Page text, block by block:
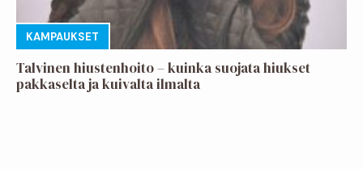
KAMPAUKSET
Talvinen hiustenhoito – kuinka suojata hiukset
pakkaselta ja kuivalta ilmalta